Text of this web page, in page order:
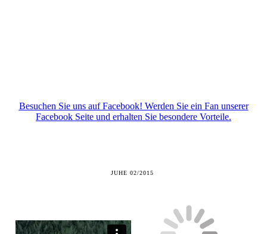
Besuchen Sie uns auf Facebook! Werden Sie ein Fan unserer
Facebook Seite und erhalten Sie besondere Vorteile.
JUHE 02/2015